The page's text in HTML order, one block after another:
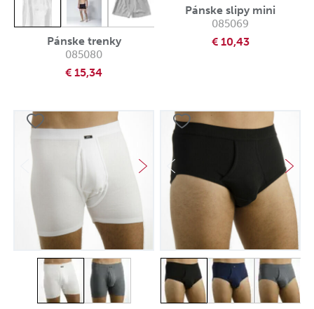
Pánske trenky
085080
€ 15,34
Pánske slipy mini
085069
€ 10,43